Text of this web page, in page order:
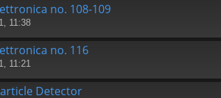
no. 108-109
11:38
no. 116
11:21
Detector